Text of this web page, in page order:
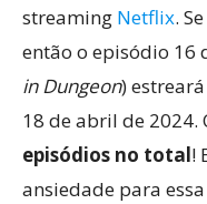
streaming Netflix.
então o episódio 16
in Dungeon)
18 de abril de 2024.
episódios no total!
ansiedade para